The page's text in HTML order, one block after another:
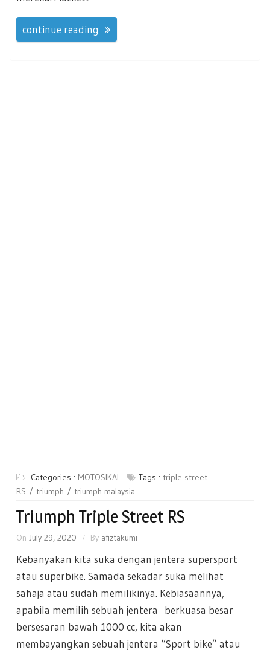
continue reading
Categories : MOTOSIKAL Tags : triple street
RS
triumph triumph malaysia
Triumph Triple Street RS
On July 29, 2020 By afiztakumi
Kebanyakan kita suka dengan jentera supersport
atau superbike. Samada sekadar suka melihat
sahaja atau sudah memilikinya. Kebiasaannya,
apabila memilih sebuah jentera berkuasa besar
bersesaran bawah 1000 cc, kita akan
membayangkan sebuah jentera “Sport bike” atau